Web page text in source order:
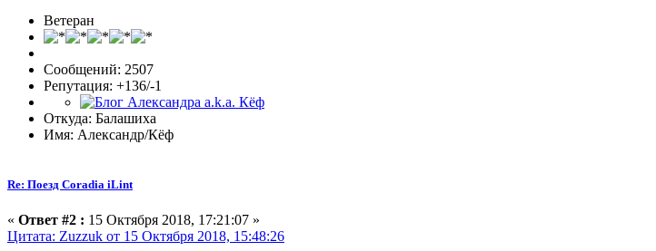
Ветеран
Сообщений: 2507
Репутация: +136/-1
Откуда: Балашиха
Имя: Александр/Кёф
Re: Поезд Coradia iLint
« Ответ #2 : 15 Октября 2018, 17:21:07 »
Цитата: Zuzzuk от 15 Октября 2018, 15:48:26